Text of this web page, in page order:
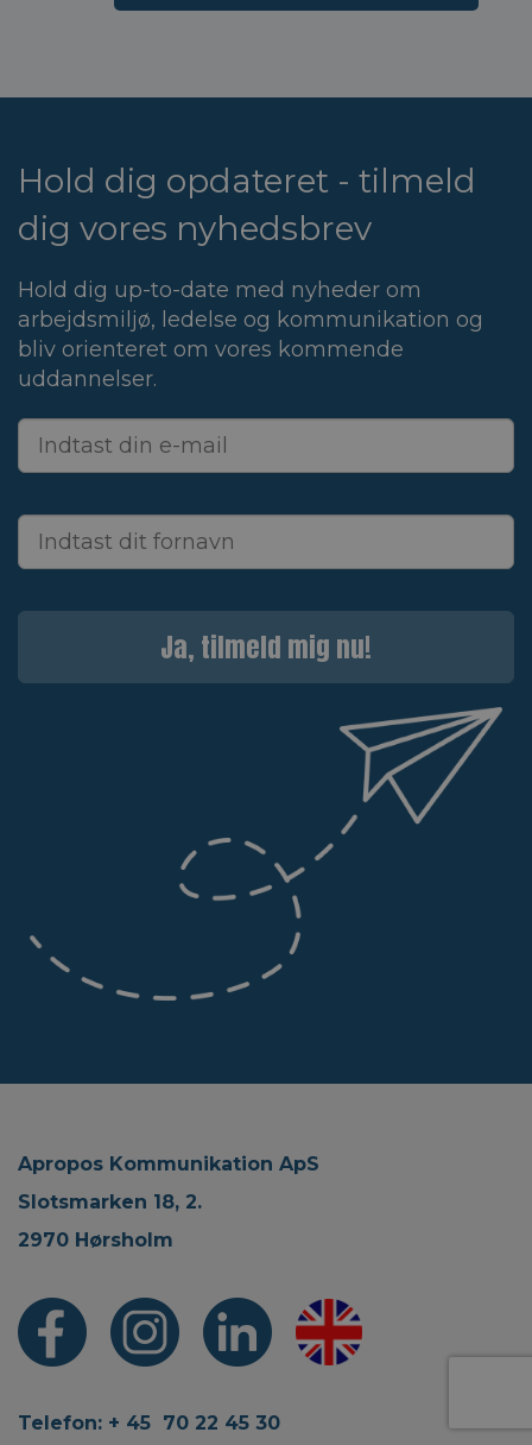
Hold dig opdateret - tilmeld
dig vores nyhedsbrev
Hold dig up-to-date med nyheder om
arbejdsmiljø, ledelse og kommunikation og
bliv orienteret om vores kommende
uddannelser.
Ja, tilmeld mig nu!
Apropos Kommunikation ApS
Slotsmarken 18, 2.
2970 Hørsholm
Telefon: + 45 70 22 45 30